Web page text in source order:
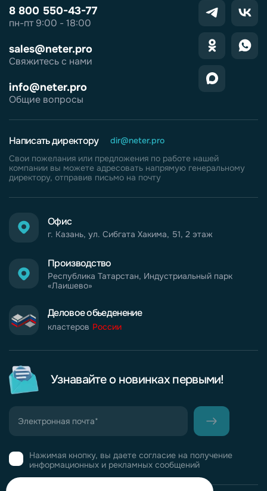
8 800 550-43-77
пн-пт 9:00 - 18:00
sales@neter.pro
Свяжитесь с нами
info@neter.pro
Общие вопросы
Деловое обьеденение
кластеров России
Производство
Республика Татарстан, Индустриальный парк
«Лаишево»
Офис
г. Казань, ул. Сибгата Хакима, 51, 2 этаж
Написать директору
dir@neter.pro
Свои пожелания или предложения по работе нашей
компании вы можете адресовать напрямую генеральному
директору, отправив письмо на почту
Узнавайте о новинках первыми!
Нажимая кнопку, вы даете согласие на получение
информационных и рекламных сообщений